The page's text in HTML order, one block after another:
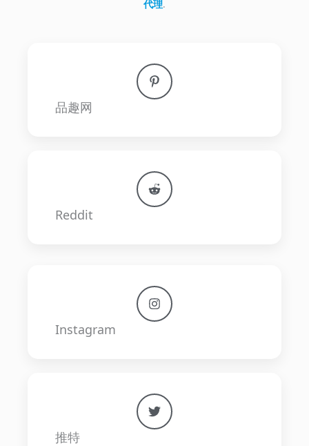
Instagram
推特
品趣网
Reddit
代理.